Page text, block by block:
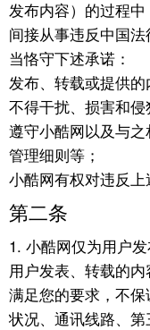
发布内容）的过程
间接从事违反中国
当恪守下述承诺：
发布、转载或提供
不得干扰、损害和
遵守小酷网以及与之
管理细则等；
小酷网有权对违反上
第二条
1. 小酷网仅为用户
用户发表、转载的
满足您的要求，不
状况、通讯线路、